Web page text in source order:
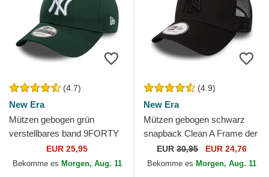
(4.7)
New Era
Mützen gebogen grün
verstellbares band 9FORTY
League Essential der New
York Yankees MLB von New
EUR 25,95
Bekomme es Morgen, Aug. 11
(4.9)
New Era
Mützen gebogen schwarz
snapback Clean A Frame der
New York Yankees MLB von
New Era
EUR 30,95 EUR 24,76
Bekomme es Morgen, Aug. 11